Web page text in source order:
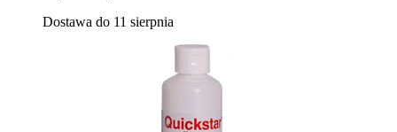
Dostawa do 11 sierpnia